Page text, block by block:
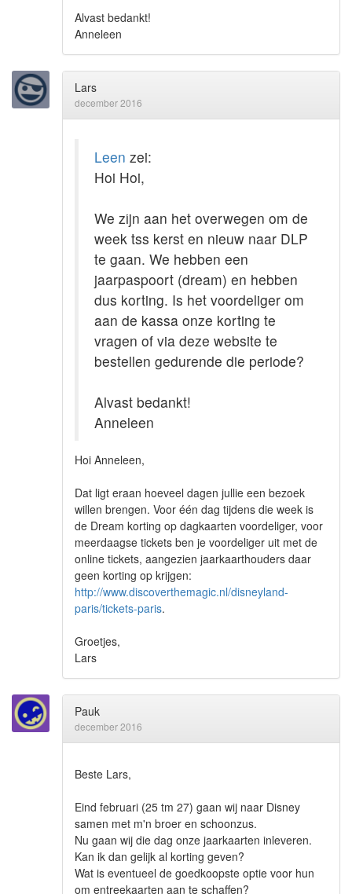
Alvast bedankt!
Anneleen
Lars
december 2016
Leen zei:
Hoi Hoi,
We zijn aan het overwegen om de
week tss kerst en nieuw naar DLP
te gaan. We hebben een
jaarpaspoort (dream) en hebben
dus korting. Is het voordeliger om
aan de kassa onze korting te
vragen of via deze website te
bestellen gedurende die periode?
Alvast bedankt!
Anneleen
Hoi Anneleen,
Dat ligt eraan hoeveel dagen jullie een bezoek
willen brengen. Voor één dag tijdens die week is
de Dream korting op dagkaarten voordeliger, voor
meerdaagse tickets ben je voordeliger uit met de
online tickets, aangezien jaarkaarthouders daar
geen korting op krijgen:
http://www.discoverthemagic.nl/disneyland-
paris/tickets-paris.
Groetjes,
Lars
Pauk
december 2016
Beste Lars,
Eind februari (25 tm 27) gaan wij naar Disney
samen met m'n broer en schoonzus.
Nu gaan wij die dag onze jaarkaarten inleveren.
Kan ik dan gelijk al korting geven?
Wat is eventueel de goedkoopste optie voor hun
om entreekaarten aan te schaffen?